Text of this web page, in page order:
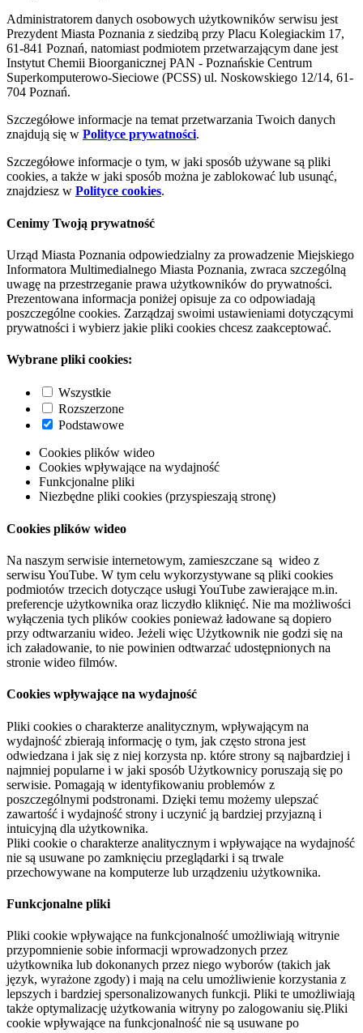
Administratorem danych osobowych użytkowników serwisu jest
Prezydent Miasta Poznania z siedzibą przy Placu Kolegiackim 17,
61-841 Poznań, natomiast podmiotem przetwarzającym dane jest
Instytut Chemii Bioorganicznej PAN - Poznańskie Centrum
Superkomputerowo-Sieciowe (PCSS) ul. Noskowskiego 12/14, 61-
704 Poznań.
Szczegółowe informacje na temat przetwarzania Twoich danych
znajdują się w Polityce prywatności.
Szczegółowe informacje o tym, w jaki sposób używane są pliki
cookies, a także w jaki sposób można je zablokować lub usunąć,
znajdziesz w Polityce cookies.
Cenimy Twoją prywatność
Urząd Miasta Poznania odpowiedzialny za prowadzenie Miejskiego
Informatora Multimedialnego Miasta Poznania, zwraca szczególną
uwagę na przestrzeganie prawa użytkowników do prywatności.
Prezentowana informacja poniżej opisuje za co odpowiadają
poszczególne cookies. Zarządzaj swoimi ustawieniami dotyczącymi
prywatności i wybierz jakie pliki cookies chcesz zaakceptować.
Wybrane pliki cookies:
Wszystkie
Rozszerzone
Podstawowe
Cookies plików wideo
Cookies wpływające na wydajność
Funkcjonalne pliki
Niezbędne pliki cookies (przyspieszają stronę)
Cookies plików wideo
Na naszym serwisie internetowym, zamieszczane są wideo z
serwisu YouTube. W tym celu wykorzystywane są pliki cookies
podmiotów trzecich dotyczące usługi YouTube zawierające m.in.
preferencje użytkownika oraz liczydło kliknięć. Nie ma możliwości
wyłączenia tych plików cookies ponieważ ładowane są dopiero
przy odtwarzaniu wideo. Jeżeli więc Użytkownik nie godzi się na
ich załadowanie, to nie powinien odtwarzać udostępnionych na
stronie wideo filmów.
Cookies wpływające na wydajność
Pliki cookies o charakterze analitycznym, wpływającym na
wydajność zbierają informację o tym, jak często strona jest
odwiedzana i jak się z niej korzysta np. które strony są najbardziej i
najmniej popularne i w jaki sposób Użytkownicy poruszają się po
serwisie. Pomagają w identyfikowaniu problemów z
poszczególnymi podstronami. Dzięki temu możemy ulepszać
zawartość i wydajność strony i uczynić ją bardziej przyjazną i
intuicyjną dla użytkownika.
Pliki cookie o charakterze analitycznym i wpływające na wydajność
nie są usuwane po zamknięciu przeglądarki i są trwale
przechowywane na komputerze lub urządzeniu użytkownika.
Funkcjonalne pliki
Pliki cookie wpływające na funkcjonalność umożliwiają witrynie
przypomnienie sobie informacji wprowadzonych przez
użytkownika lub dokonanych przez niego wyborów (takich jak
język, wyrażone zgody) i mają na celu umożliwienie korzystania z
lepszych i bardziej spersonalizowanych funkcji. Pliki te umożliwiają
także optymalizację użytkowania witryny po zalogowaniu się.Pliki
cookie wpływające na funkcjonalność nie są usuwane po